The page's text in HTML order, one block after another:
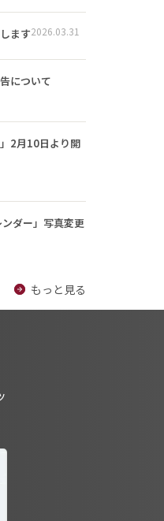
ます2026.03.31
について
2月10日より開
ンダー」写真変更
もっと見る